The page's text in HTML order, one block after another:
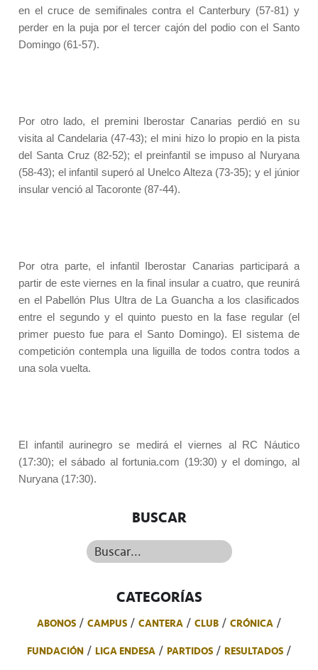
en el cruce de semifinales contra el Canterbury (57-81) y
perder en la puja por el tercer cajón del podio con el Santo
Domingo (61-57).
Por otro lado, el premini Iberostar Canarias perdió en su
visita al Candelaria (47-43); el mini hizo lo propio en la pista
del Santa Cruz (82-52); el preinfantil se impuso al Nuryana
(58-43); el infantil superó al Unelco Alteza (73-35); y el júnior
insular venció al Tacoronte (87-44).
Por otra parte, el infantil Iberostar Canarias participará a
partir de este viernes en la final insular a cuatro, que reunirá
en el Pabellón Plus Ultra de La Guancha a los clasificados
entre el segundo y el quinto puesto en la fase regular (el
primer puesto fue para el Santo Domingo). El sistema de
competición contempla una liguilla de todos contra todos a
una sola vuelta.
El infantil aurinegro se medirá el viernes al RC Náutico
(17:30); el sábado al fortunia.com (19:30) y el domingo, al
Nuryana (17:30).
BUSCAR
Buscar...
CATEGORÍAS
ABONOS CAMPUS CANTERA CLUB
CRÓNICA
FUNDACIÓN
LIGA ENDESA PARTIDOS
RESULTADOS